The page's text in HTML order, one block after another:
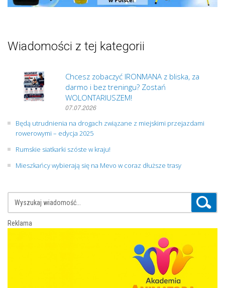
Wiadomości z tej kategorii
Chcesz zobaczyć IRONMANA z bliska, za
darmo i bez treningu? Zostań
WOLONTARIUSZEM!
07.07.2026
Będą utrudnienia na drogach związane z miejskimi przejazdami
rowerowymi – edycja 2025
Rumskie siatkarki szóste w kraju!
Mieszkańcy wybierają się na Mevo w coraz dłuższe trasy
Reklama